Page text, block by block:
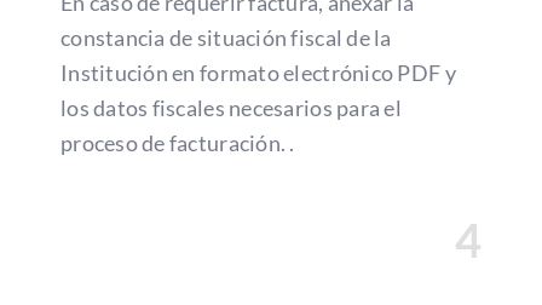
constancia de situación fiscal de la
Institución en formato electrónico PDF y
los datos fiscales necesarios para el
proceso de facturación. .
4